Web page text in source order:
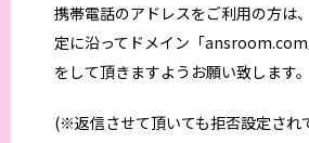
携帯電話のアドレスをご利用の方は
定に沿ってドメイン「
をして頂きますようお願い致します。
(※返信させて頂いても拒否設定され